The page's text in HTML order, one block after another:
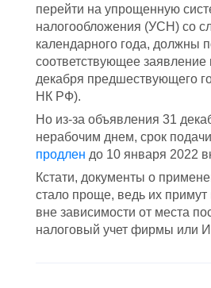
перейти на упрощенную
налогообложения (УСН) со
календарного года, должны
соответствующее
декабря предшествующего
НК РФ).
Но из-за объявления 31
нерабочим днем, срок
продлен до 10 января 2022
Кстати, документы о
стало проще, ведь их
вне зависимости от места
налоговый учет фирмы или